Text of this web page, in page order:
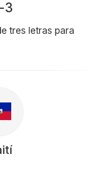
3
tres letras para